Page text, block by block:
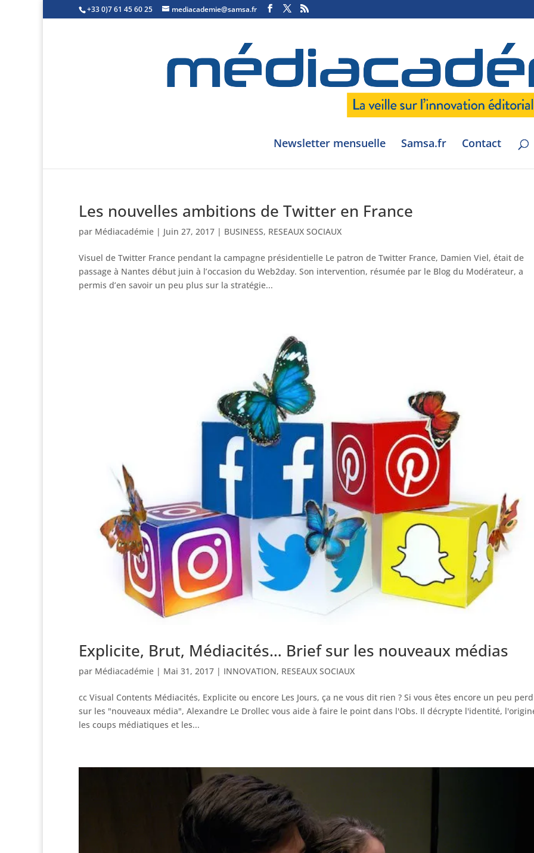
+33 0)7 61 45 60 25 mediacademie@samsa.fr
Newsletter mensuelle Samsa.fr Contact
Les nouvelles ambitions de Twitter en France
par Médiacadémie | Juin 27, 2017 | BUSINESS, RESEAUX SOCIAUX
Visuel de Twitter France pendant la campagne présidentielle Le patron de Twitter France, Damien Viel, était de
passage à Nantes début juin à l’occasion du Web2day. Son intervention, résumée par le Blog du Modérateur, a
permis d’en savoir un peu plus sur la stratégie...
Explicite, Brut, Médiacités… Brief sur les nouveaux médias
par Médiacadémie | Mai 31, 2017 | INNOVATION, RESEAUX SOCIAUX
cc Visual Contents Médiacités, Explicite ou encore Les Jours, ça ne vous dit rien ? Si vous êtes encore un peu
sur les "nouveaux média", Alexandre Le Drollec vous aide à faire le point dans l'Obs. Il décrypte l'identité,
les coups médiatiques et les...